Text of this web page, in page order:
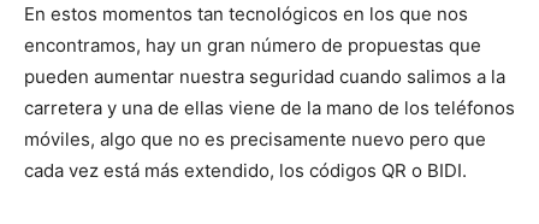
En estos momentos tan tecnológicos en los que nos
encontramos, hay un gran número de propuestas que
pueden aumentar nuestra seguridad cuando salimos a la
carretera y una de ellas viene de la mano de los teléfonos
móviles, algo que no es precisamente nuevo pero que
cada vez está más extendido, los códigos QR o BIDI.